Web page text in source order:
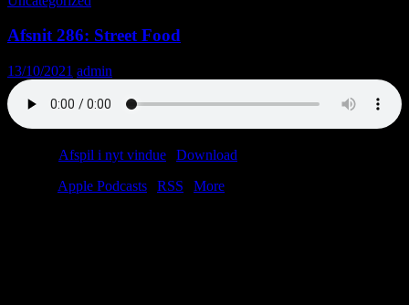
Afsnit 286: Street Food
13/10/2021 admin
Afspil i nyt vindue Download
Apple Podcasts RSS
More